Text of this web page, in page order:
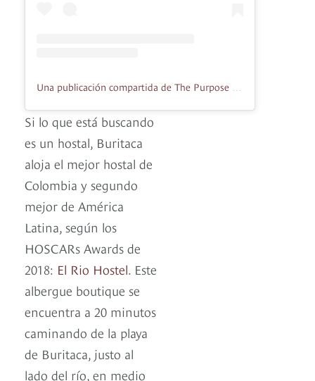
Si lo que está buscando
es un hostal, Buritaca
aloja el mejor hostal de
Colombia y segundo
mejor de América
Latina, según los
HOSCARs Awards de
2018: El Rio Hostel . Este
albergue boutique se
encuentra a 20 minutos
caminando de la playa
de Buritaca, justo al
lado del río, en medio